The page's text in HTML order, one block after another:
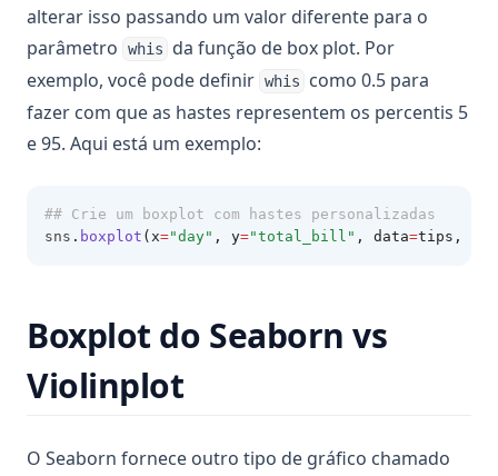
alterar isso passando um valor diferente para o
parâmetro
whis
da função de box plot. Por
exemplo, você pode definir whis
como 0.5 para
fazer com que as hastes representem os percentis 5
e 95. Aqui está um exemplo:
## Crie um boxplot com hastes personalizadas
sns . boxplot (x="day" , y="total_bill" , data=tips,
Boxplot do Seaborn vs
Violinplot
O Seaborn fornece outro tipo de gráfico chamado